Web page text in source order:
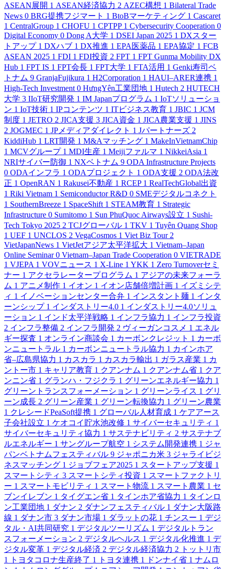
ASEAN展開 1 ASEAN経済協力 2 AZEC構想 1 Bilateral Trade
News 0 BRG提携フジマート 1 BtoBマーケティング 1 Cascaret
1 CentralGroup 1 CHOFU 1 CPTPP 1 Cybersecurity Cooperation 0
Digital Economy 0 Dong A大学 1 DSEI Japan 2025 1 DXスター
トアップ 1 DXハブ 1 DX推進 1 EPA医薬品 1 EPA協定 1 FCB
ASEAN 2025 1 FDI 1 FDI投資 2 FPT 1 FPT Gunma Mobility DX
Hub 1 FPT IS 1 FPT会長 1 FPT大学 1 FTA活用 1 Genki寿司ベ
トナム 9 GranjaFujikura 1 H2Corporation 1 HAUI–ARER連携 1
High-Tech Investment 0 HưngYên工業団地 1 Hutech 2 HUTECH
大学 3 IIoT研究開発 1 IM Japanプログラム 1 IoTソリューショ
ン 1 IoT技術 1 IPコンテンツ 1 ITビジネス教育 1 JBIC 1 JCM
制度 1 JETRO 2 JICA支援 3 JICA資金 1 JICA農業支援 1 JINS
2 JOGMEC 1 JPメディアダイレクト 1 Jパートナーズ 2
KiddiHub 1 LRT開発 1 M&Aマッチング 1 MakeInVietnamChip
1 MCVグループ 1 MDI生産 1 Meijiファルマ 1 NikkeiAsia 1
NRIサイバー防御 1 NXベトナム 9 ODA Infrastructure Projects
0 ODAインフラ 1 ODAプロジェクト 1 ODA支援 2 ODA法改
正 1 OpenRAN 1 Rakusei不動産 1 RCEP 1 RealTechGlobal出資
1 Riki Vietnam 1 Semiconductor R&D 0 SMEデジタルコネクト
1 SouthernBreeze 1 SpaceShift 1 STEAM教育 1 Strategic
Infrastructure 0 Sumitomo 1 Sun PhuQuoc Airways設立 1 Sushi-
Tech Tokyo 2025 2 TCJグローバル 1 TKV 1 Tuyên Quang Shop
1 UEF 1 UNCLOS 2 VegaCosmos 1 Viet Biz Tour 2
VietJapanNews 1 VietJetアジア太平洋拡大 1 Vietnam–Japan
Online Seminar 0 Vietnam–Japan Trade Cooperation 0 VIETRADE
1 VJEPA 1 VOVニュース 1 X-Line 1 YKK 1 Zero Turnoverセミ
ナー 1 アクセラレータープログラム 1 アジアの未来フォーラ
ム 1 アニメ制作 1 イオン 1 イオン店舗倍増計画 1 イズミシテ
ィ 1 イノベーションセンター合弁 1 インスタント麺 1 インタ
ーンシップ 1 インダストリー4.0 1 インダストリー4.0ソリュ
ーション 1 インド太平洋戦略 1 インフラ協力 1 インフラ投資
2 インフラ整備 2 インフラ開発 2 ヴィーガンコスメ 1 エネル
ギー探査 1 オンライン商談会 1 カーボンクレジット 1 カーボ
ンニュートラル 1 カーボンニュートラル協力 1 カインホア
省–広島県協力 1 カスカラ 1 カスカラ輸出 1 ガラス産業 1 カ
ントー市 1 キャリア教育 1 クアンナム 1 クアンナム省 1 クア
ンニン省 1 グランハ・フジクラ 1 グリーンエネルギー協力 1
グリーントランスフォーメーション 1 グリーンライス 1 グリ
ーン成長 2 グリーン産業 1 グリーン転換協力 1 グリーン農業
1 クレシードPeaSoft提携 1 グローバル人材育成 1 ケアアース
子会社設立 1 ケオコイ貯水池改修 1 サイバーセキュリティ 1
サイバーセキュリティ協力 1 サステナビリティ 2 サステナブ
ルエネルギー 1 サングループ航空 1 システム開発連携 1 ジャ
パンベトナムフェスティバル 9 ジャポニカ米 3 ジャライビジ
ネスマッチング 1 ジョブフェア2025 1 スタートアップ支援 1
スマートシティ 3 スマートシティ投資 1 スマートファクトリ
ー 1 スマートモビリティ 1 スマート物流 1 スマート農業 1 セ
ブンイレブン 1 タイグエン省 1 タインホア省協力 1 タインロ
ン工業団地 1 ダナン 2 ダナンフェスティバル 1 ダナン大阪路
線 1 ダナン市 3 ダナン市場 1 ダラットの花 1 チンスー 1 デジ
タル・AI共同研究 1 デジタルツーリズム 1 デジタルトラン
スフォーメーション 2 デジタルヘルス 1 デジタル化推進 1 デ
ジタル変革 1 デジタル経済 2 デジタル経済協力 2
トットリ市
1
トヨタコロナ生産終了 1 トヨタ連携 1 ドンナイ省 1 ナムロ